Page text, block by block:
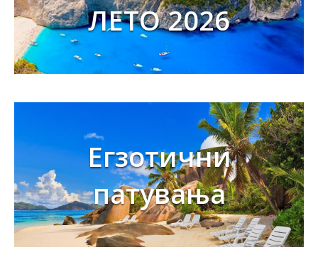
ЛЕТО 2026
Егзотични
патувања